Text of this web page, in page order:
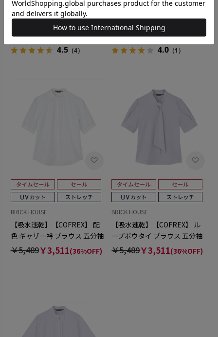
ポロシャツ レギュラー 半袖 形
態安定 ストレッチ レディース
￥4,950￥3,511(29%OFF)
4.5（4）
【吸水速乾】 レギュラー 五分
袖 形態安定 レディースシャツ
￥4,389￥2,631(40%OFF)
4.0 （1）
BRICK HOUSE
【吸水速乾】【COFREX】 配
色 ギャザー衿 ブラウス 五分袖
レディースデザインシャツ
￥5,489￥3,511(36%OFF)
BRICK HOUSE
【吸水速乾】【COFREX】 ル
ープボウタイ ブラウス 五分袖
レディースデザインシャツ
￥5,489￥3,511(36%OFF)